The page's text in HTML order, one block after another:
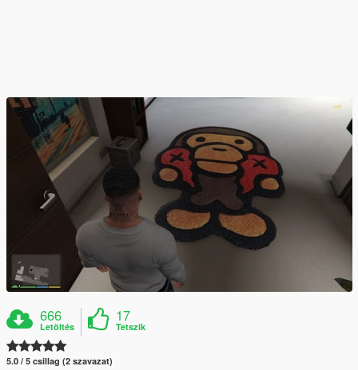
666
Letöltés
17
Tetszik
5.0 / 5 csillag (2 szavazat)